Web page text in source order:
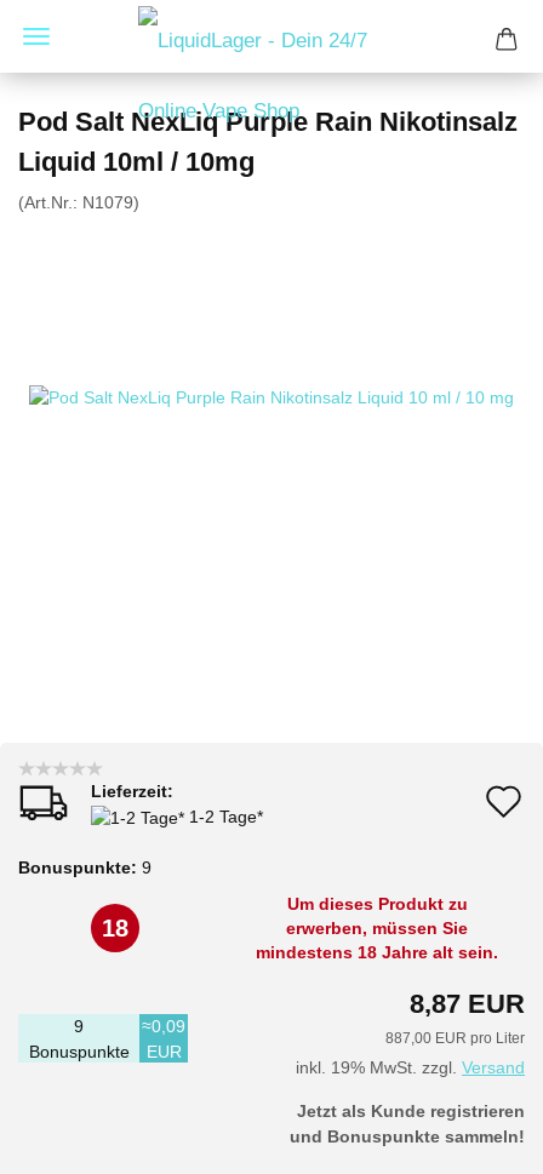
Pod Salt NexLiq Purple Rain Nikotinsalz
Liquid 10ml / 10mg
(Art.Nr.: N1079)
Lieferzeit:
1-2 Tage*
Bonuspunkte: 9
18
Um dieses Produkt zu
erwerben, müssen Sie
mindestens 18 Jahre alt sein.
8,87 EUR
887,00 EUR pro Liter
inkl. 19% MwSt. zzgl. Versand
9
Bonuspunkte
≈0,09
EUR
Jetzt als Kunde registrieren
und Bonuspunkte sammeln!